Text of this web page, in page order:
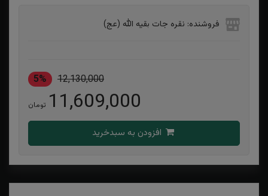
فروشنده: نقره جات بقیه الله (عج)
12,130,000
5%
11,609,000 تومان